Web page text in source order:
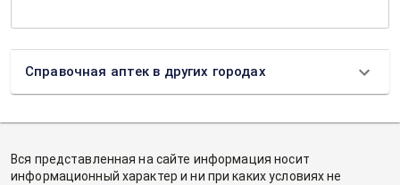
Справочная аптек в других городах
Вся представленная на сайте информация носит
информационный характер и ни при каких условиях не